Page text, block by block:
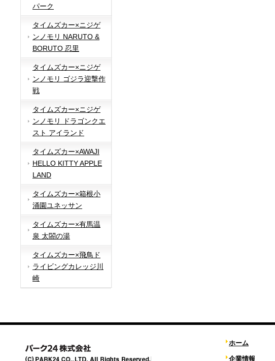
パーク
タイムズカー×ニジゲ
ンノモリ NARUTO &
BORUTO 忍里
タイムズカー×ニジゲ
ンノモリ ゴジラ迎撃作
戦
タイムズカー×ニジゲ
ンノモリ ドラゴンクエ
スト アイランド
タイムズカー×AWAJI
HELLO KITTY APPLE
LAND
タイムズカー×箱根小
涌園ユネッサン
タイムズカー×有馬温
泉 太閤の湯
タイムズカー×飛鳥ド
ライビングカレッジ川
崎
ホーム
企業情報